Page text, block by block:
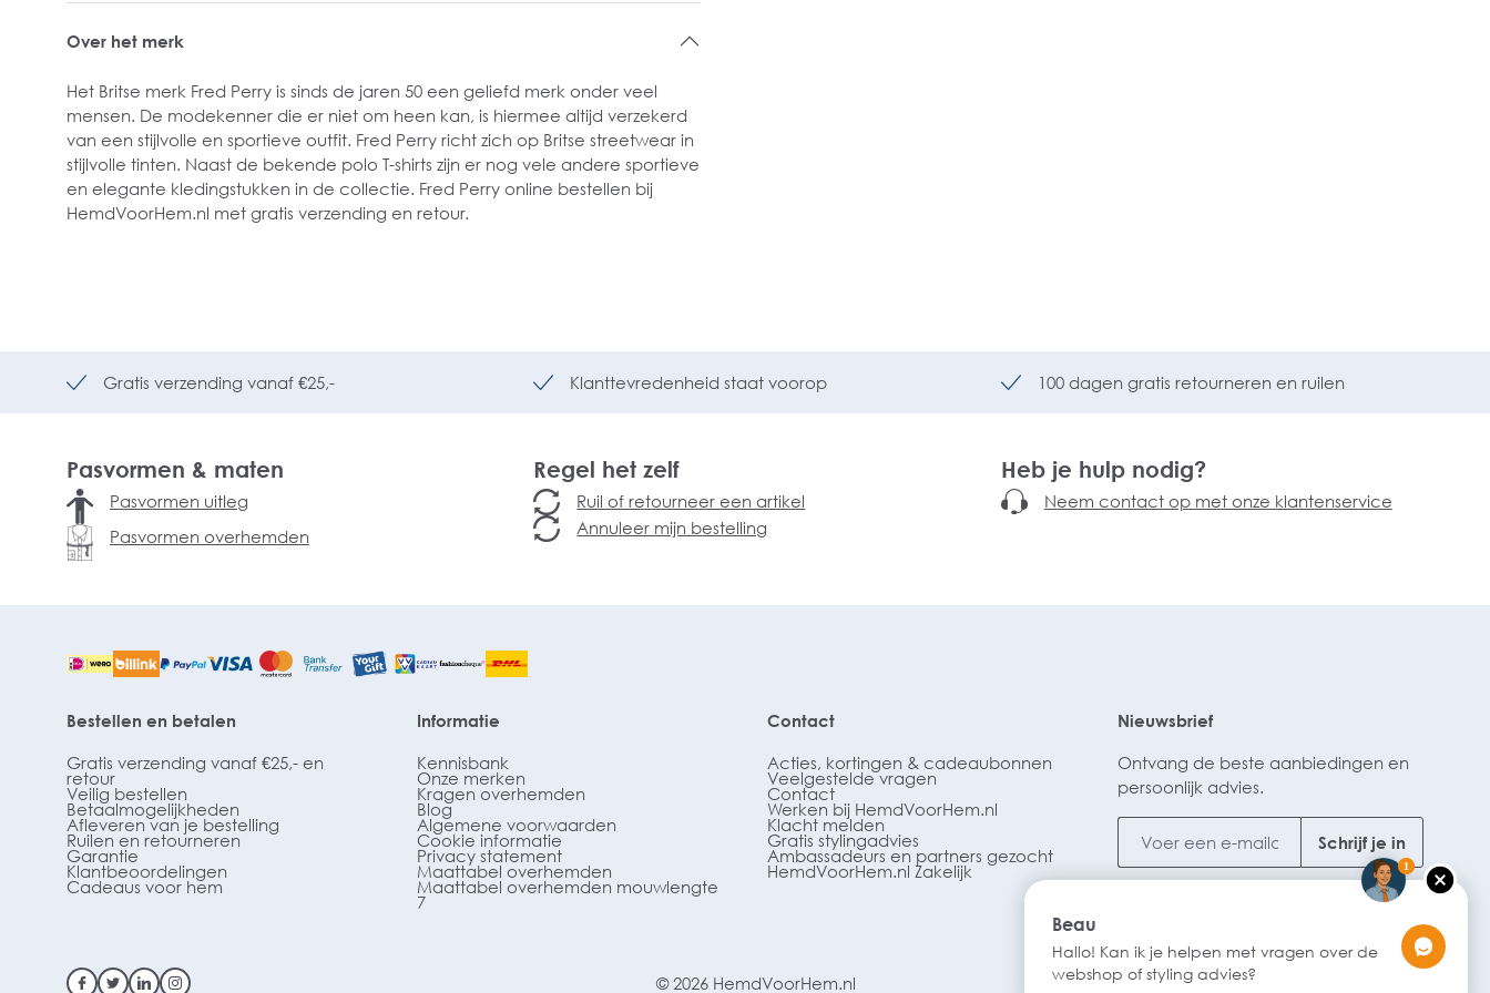
Over het merk
Het Britse merk Fred Perry is sinds de jaren 50 een geliefd merk onder veel
mensen. De modekenner die er niet om heen kan, is hiermee altijd verzekerd
van een stijlvolle en sportieve outfit. Fred Perry richt zich op Britse streetwear in
stijlvolle tinten. Naast de bekende polo T-shirts zijn er nog vele andere sportieve
en elegante kledingstukken in de collectie. Fred Perry online bestellen bij
HemdVoorHem.nl met gratis verzending en retour.
Gratis verzending vanaf €25,- Klanttevredenheid staat voorop 100 dagen gratis retourneren en ruilen
Pasvormen & maten
Pasvormen uitleg
Pasvormen overhemden
Regel het zelf
Ruil of retourneer een artikel
Annuleer mijn bestelling
Heb je hulp nodig?
Neem contact op met onze klantenservice
Bestellen en betalen
Gratis verzending vanaf €25,- en
retour
Veilig bestellen
Betaalmogelijkheden
Afleveren van je bestelling
Ruilen en retourneren
Garantie
Klantbeoordelingen
Cadeaus voor hem
Informatie
Kennisbank
Onze merken
Kragen overhemden
Blog
Algemene voorwaarden
Cookie informatie
Privacy statement
Maattabel overhemden
Maattabel overhemden mouwlengte
7
Contact
Acties, kortingen & cadeaubonnen
Veelgestelde vragen
Contact
Werken bij HemdVoorHem.nl
Klacht melden
Gratis stylingadvies
Ambassadeurs en partners gezocht
HemdVoorHem.nl Zakelijk
Nieuwsbrief
Ontvang de beste aanbiedingen en
persoonlijk advies.
Schrijf je in
© 2026 HemdVoorHem.nl
1
Beau
Hallo! Kan ik je helpen met vragen over de
webshop of styling advies?